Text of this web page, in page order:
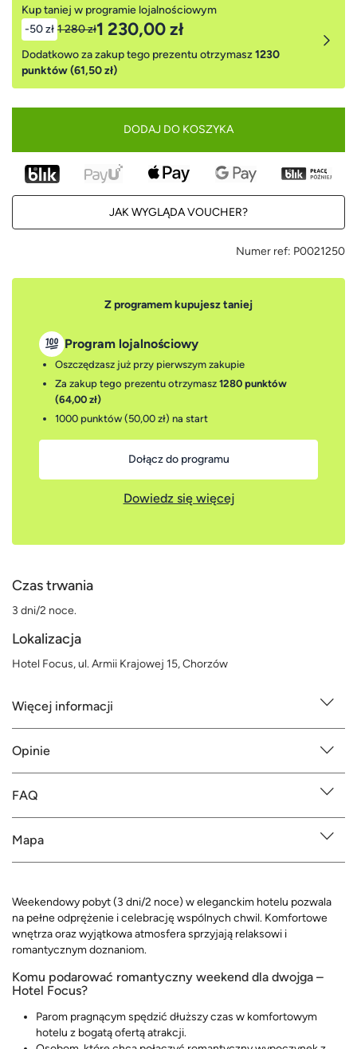
Kup taniej w programie lojalnościowym
-50 zł 1 280 zł1 230,00 zł
Dodatkowo za zakup tego prezentu otrzymasz1230
punktów (61,50 zł)
DODAJ DO KOSZYKA
JAK WYGLĄDA VOUCHER?
Numer ref: P0021250
Z programem kupujesz taniej
Program lojalnościowy
Oszczędzasz już przy pierwszym zakupie
Za zakup tego prezentu otrzymasz 1280 punktów
(64,00 zł)
1000 punktów (50,00 zł) na start
Dołącz do programu
Dowiedz się więcej
Czas trwania
3 dni/2 noce.
Lokalizacja
Hotel Focus, ul. Armii Krajowej 15, Chorzów
Więcej informacji
Opinie
FAQ
Mapa
Weekendowy pobyt (3 dni/2 noce) w eleganckim hotelu pozwala
na pełne odprężenie i celebrację wspólnych chwil. Komfortowe
wnętrza oraz wyjątkowa atmosfera sprzyjają relaksowi i
romantycznym doznaniom.
Komu podarować romantyczny weekend dla dwojga –
Hotel Focus?
Parom pragnącym spędzić dłuższy czas w komfortowym
hotelu z bogatą ofertą atrakcji.